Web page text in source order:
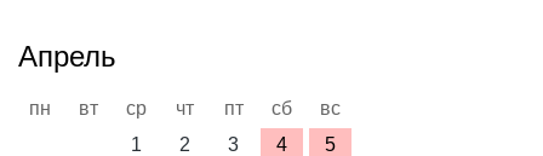
Апрель
пн вт ср чт пт сб
вс
1
2 3 4
5